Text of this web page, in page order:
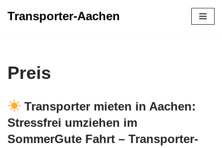
Transporter-Aachen
Preis
Transporter mieten in Aachen:
Stressfrei umziehen im
SommerGute Fahrt – Transporter-